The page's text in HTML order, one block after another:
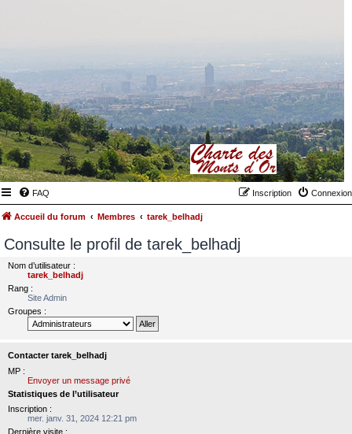
FAQ Connexion
Inscription
Accueil du forum Membres tarek_belhadj
Consulte le profil de tarek_belhadj
Nom d’utilisateur :
tarek_belhadj
Rang :
Site Admin
Groupes :
Contacter tarek_belhadj
MP :
Envoyer un message privé
Statistiques de l’utilisateur
Inscription :
mer. janv. 31, 2024 12:21 pm
Dernière visite :